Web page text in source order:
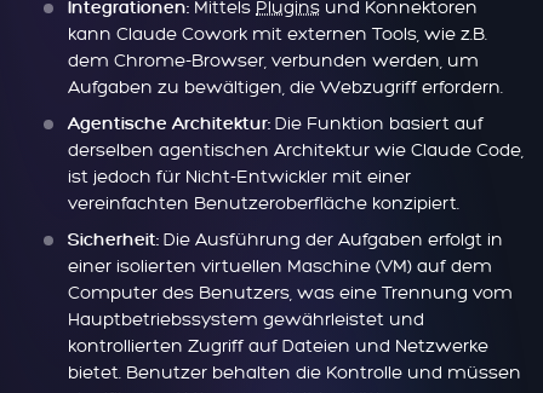
Integrationen: Mittels Plugins und Konnektoren
kann Claude Cowork mit externen Tools, wie z.B.
dem Chrome-Browser, verbunden werden, um
Aufgaben zu bewältigen, die Webzugriff erfordern.
Agentische Architektur: Die Funktion basiert auf
derselben agentischen Architektur wie Claude Code,
ist jedoch für Nicht-Entwickler mit einer
vereinfachten Benutzeroberfläche konzipiert.
Sicherheit: Die Ausführung der Aufgaben erfolgt in
einer isolierten virtuellen Maschine (VM) auf dem
Computer des Benutzers, was eine Trennung vom
Hauptbetriebssystem gewährleistet und
kontrollierten Zugriff auf Dateien und Netzwerke
bietet. Benutzer behalten die Kontrolle und müssen